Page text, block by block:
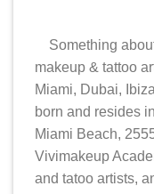
Something
makeup & tattoo
Miami, Dubai,
born and resides
Miami Beach,
Vivimakeup
and tatoo artists,